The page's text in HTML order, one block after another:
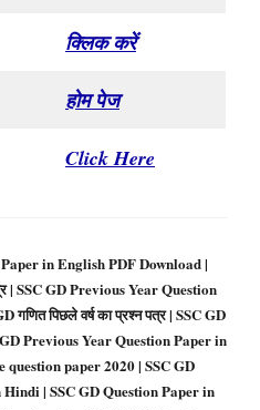
क्लिक करें
होम पेज
Click Here
in English PDF Download |
| SSC GD Previous Year Question
पिछले वर्ष का प्रश्न पत्र | SSC GD
Previous Year Question Paper in
question paper 2020 | SSC GD
| SSC GD Question Paper in